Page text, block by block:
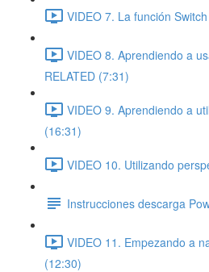
VIDEO 7. La función
VIDEO 8. Aprendiendo a
RELATED (7:31)
VIDEO 9. Aprendiendo a
(16:31)
VIDEO 10. Utilizando
Instrucciones descarga
VIDEO 11. Empezando a
(12:30)